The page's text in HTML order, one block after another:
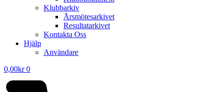
Klubbarkiv
Årsmötesarkivet
Resultatarkivet
Kontakta Oss
Hjälp
Användare
0,00kr 0